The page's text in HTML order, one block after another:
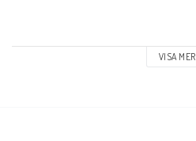
Förpackningen innehåller 1stVISA MER